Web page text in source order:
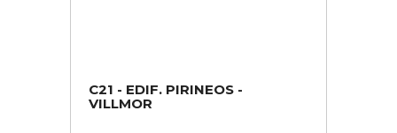
C21 - EDIF. PIRINEOS -
VILLMOR